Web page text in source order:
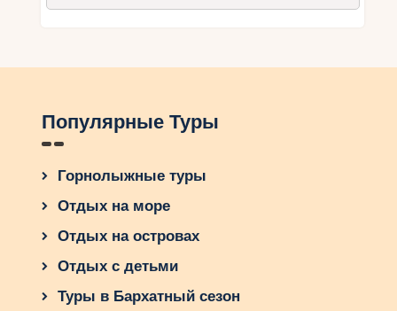
Популярные Туры
Горнолыжные туры
Отдых на море
Отдых на островах
Отдых с детьми
Туры в Бархатный сезон